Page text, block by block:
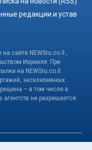
редакции и устав
сайте NEWSru.co.il ,
Израиля. При
на NEWSru.co.il
эксклюзивных
– в том числе в
не разрешается.